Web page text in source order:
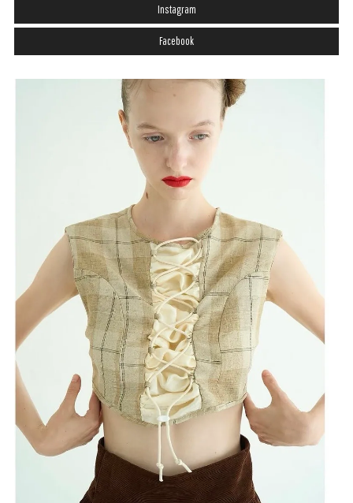
Instagram
Facebook